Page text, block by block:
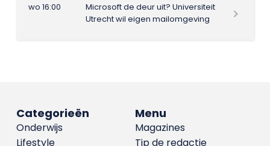
wo 16:00
Microsoft de deur uit? Universiteit
Utrecht wil eigen mailomgeving
Menu
Magazines
Tip de redactie
Categorieën
Onderwijs
Lifestyle